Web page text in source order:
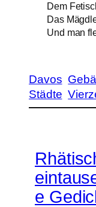
Dem
Das
Und man
Davos
Städte
e